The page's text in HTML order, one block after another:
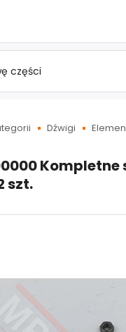
Dźwigi
Kompletne
szt.